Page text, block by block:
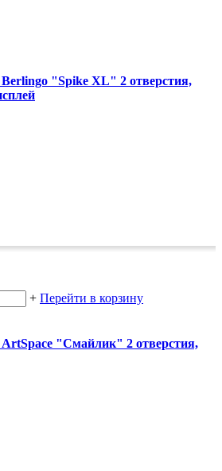
"Spike XL" 2 отверстия,
+ Перейти в корзину
"Смайлик" 2 отверстия,